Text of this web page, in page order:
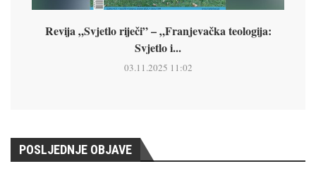
Revija „Svjetlo riječi” – „Franjevačka teologija:
Svjetlo i...
03.11.2025 11:02
POSLJEDNJE OBJAVE